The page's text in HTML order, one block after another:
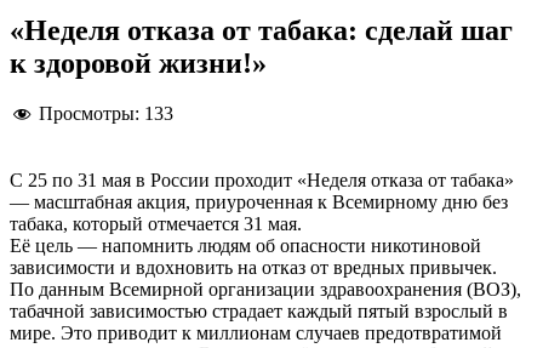
«Неделя отказа от табака: сделай шаг
к здоровой жизни!»
Просмотры: 133
С 25 по 31 мая в России проходит «Неделя отказа от табака»
— масштабная акция, приуроченная к Всемирному дню без
табака, который отмечается 31 мая.
Её цель — напомнить людям об опасности никотиновой
зависимости и вдохновить на отказ от вредных привычек.
По данным Всемирной организации здравоохранения (ВОЗ),
табачной зависимостью страдает каждый пятый взрослый в
мире. Это приводит к миллионам случаев предотвратимой